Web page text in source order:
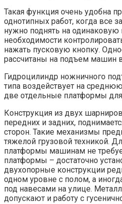
Такая функция очень удобна
однотипных работ, когда
нужно поднять на одинаковую
необходимости
нажать пусковую кнопку.
рассчитаны на подъем машин
Гидроцилиндр ножничного
типа воздействует на
две отдельные платформы
Конструкция из двух
передних и задних,
сторон. Такие механизмы
тяжелой грузовой техникой.
платформы машинам не
платформы – достаточно
двухопорные конструкции
одном уровне с полом, а
под навесами на улице.
допускают и работу с